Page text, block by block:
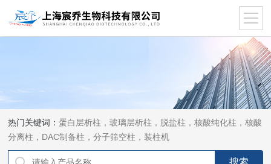
热门关键词：蛋白层析柱，玻璃层析柱，脱盐柱，核酸纯化柱，核酸
分离柱，DAC制备柱，分子筛空柱，装柱机